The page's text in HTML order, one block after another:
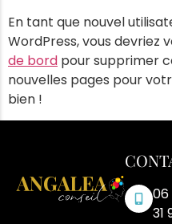
En tant que nouvel
WordPress, vous devriez
de bord pour supprimer
nouvelles pages pour
bien !
06
31